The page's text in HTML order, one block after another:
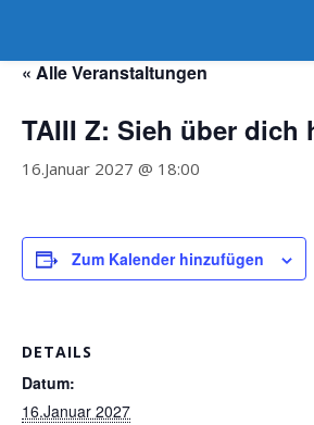
« Alle Veranstaltungen
TAIII Z: Sieh über dich
16.Januar 2027 @ 18:00
Zum Kalender hinzufügen
DETAILS
Datum:
16.Januar 2027